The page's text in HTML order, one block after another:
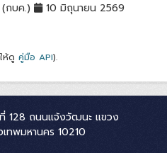
กบค.) 10 มิถุนายน 2569
ห้ดู คู่มือ API).
128 ถนนแจ้งวัฒนะ แขวง
ทพมหานคร 10210